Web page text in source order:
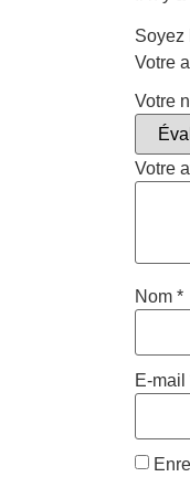
Soyez
Votre
Votre
Votre
Nom *
E-mail